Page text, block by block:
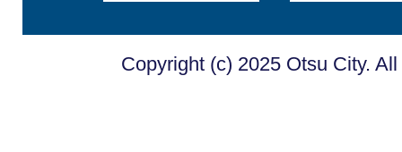
Copyright (c) 2025 Otsu City.